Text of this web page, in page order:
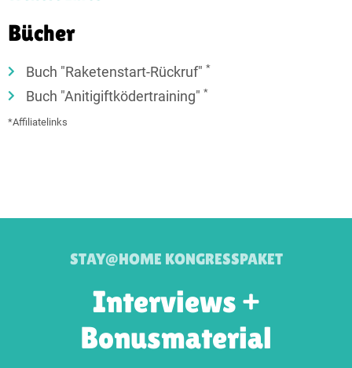
Bücher
Buch "Raketenstart-Rückruf" *
Buch "Anitigiftködertraining" *
*Affiliatelinks
STAY@HOME KONGRESSPAKET
Interviews +
Bonusmaterial